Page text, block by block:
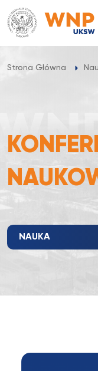
Przejdź
do
treści
Strona Główna
NAUKA